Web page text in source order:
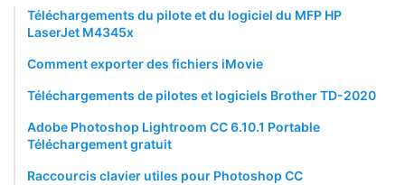
Téléchargements du pilote et du logiciel du MFP HP
LaserJet M4345x
Comment exporter des fichiers iMovie
Téléchargements de pilotes et logiciels Brother TD-2020
Adobe Photoshop Lightroom CC 6.10.1 Portable
Téléchargement gratuit
Raccourcis clavier utiles pour Photoshop CC